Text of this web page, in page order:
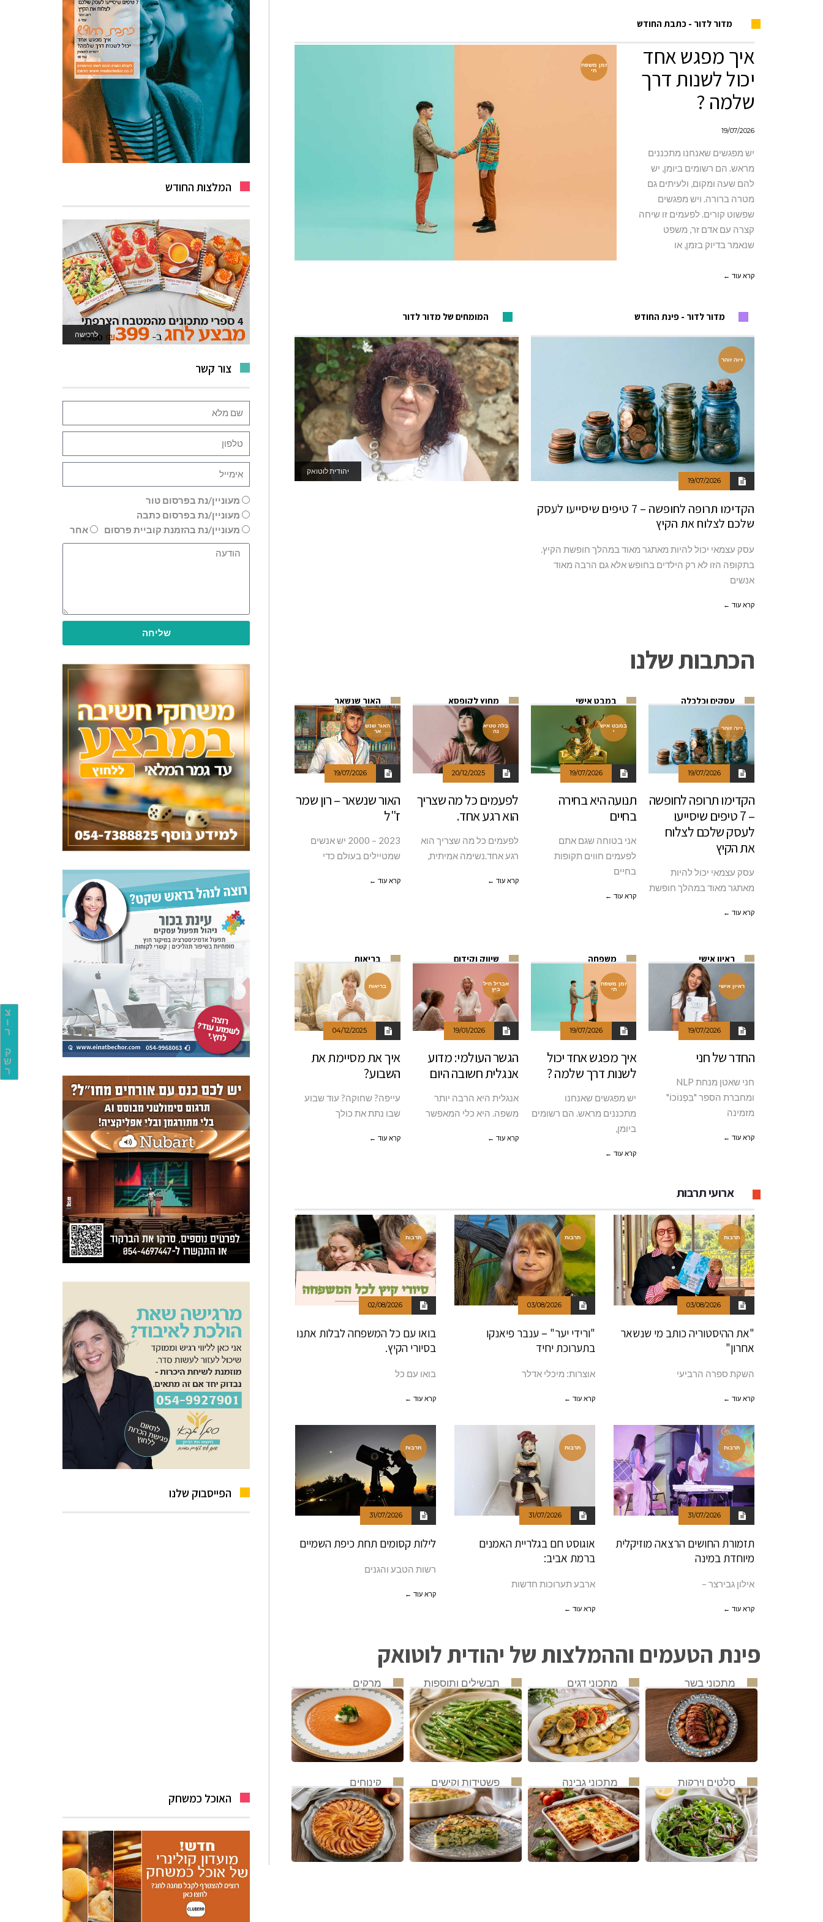
צ
ו
ר
ק
ש
ר
מדור לדור - כתבת החודש
זמן משפח
תי
איך מפגש אחד
יכול לשנות דרך
שלמה ?
19/07/2026
יש מפגשים שאנחנו מתכננים
מראש. הם רשומים ביומן, יש
להם שעה ומקום, ולעיתים גם
מטרה ברורה. ויש מפגשים
שפשוט קורים. לפעמים זו שיחה
קצרה עם אדם זר, משפט
שנאמר בדיוק בזמן, או
קרא עוד ←
מדור לדור - פינת החודש
זיוה זוהר
19/07/2026
הקדימו תרופה לחופשה – 7 טיפים שיסייעו לעסק
שלכם לצלוח את הקיץ
עסק עצמאי יכול להיות מאתגר מאוד במהלך חופשת הקיץ.
בתקופה הזו לא רק הילדים בחופש אלא גם הרבה מאוד
אנשים
קרא עוד ←
המומחים של מדור לדור
רחל סטיקלרו - האקדמיה לחשיבה אחרת
הכתבות שלנו
עסקים וכלכלה
זיוה זוהר
19/07/2026
הקדימו תרופה לחופשה
– 7 טיפים שיסייעו
לעסק שלכם לצלוח
את הקיץ
עסק עצמאי יכול להיות
מאתגר מאוד במהלך חופשת
קרא עוד ←
במבט אישי
במבט איש
י
19/07/2026
תנועה היא בחירה
בחיים
אני בטוחה שגם אתם
לפעמים חווים תקופות
בחיים
קרא עוד ←
מחוץ לקופסא
בלה טטיא
נה
20/12/2025
לפעמים כל מה שצריך
הוא רגע אחד.
לפעמים כל מה שצריך הוא
רגע אחד.נשימה אמיתית,
קרא עוד ←
האור שנשאר
האור שנש
אר
19/07/2026
האור שנשאר – רון שמר
ז"ל
2000‭ – ‬2023 יש אנשים
שמטיילים בעולם כדי
קרא עוד ←
ראיון אישי
ראיון אישי
19/07/2026
החדר של חני
חני שאטן מנחת NLP
ומחברת הספר "בִּפְנוֹכוֹ"
מזמינה
קרא עוד ←
משפחה
זמן משפח
תי
19/07/2026
איך מפגש אחד יכול
לשנות דרך שלמה ?
יש מפגשים שאנחנו
מתכננים מראש. הם רשומים
ביומן,
קרא עוד ←
שיווק וקידום
אבריל חיל
ביץ
19/01/2026
הגשר העולמי: מדוע
אנגלית חשובה היום
אנגלית היא הרבה יותר
משפה. היא כלי המאפשר
קרא עוד ←
בריאות
בריאות
04/12/2025
איך את מסיימת את
השבוע?
עייפה? שחוקה? עוד שבוע
שבו נתת את כולך
קרא עוד ←
ארועי תרבות
תרבות
03/08/2026
"את ההיסטוריה כותב מי שנשאר
אחרון"
השקת ספרה הרביעי
קרא עוד ←
תרבות
03/08/2026
"ורידי יער" – ענבר פיאנקו
בתערוכת יחיד
אוצרות: מיכלי אדלר
קרא עוד ←
תרבות
02/08/2026
בואו עם כל המשפחה לבלות אתנו
בסיורי הקיץ.
בואו עם כל
קרא עוד ←
תרבות
31/07/2026
תזמורת החושים הרצאה מוזיקלית
מיוחדת במינה
אילון גבירצר –
קרא עוד ←
תרבות
31/07/2026
אוגוסט חם בגלריית האמנים
ברמת אביב:
ארבע תערוכות חדשות
קרא עוד ←
תרבות
31/07/2026
לילות קסומים תחת כיפת השמיים
רשות הטבע והגנים
קרא עוד ←
פינת הטעמים וההמלצות של יהודית לוטואק
מתכוני בשר מתכוני דגים תבשילים ותוספות מרקים
סלטים וירקות מתכוני גבינה פשטידות וקישים קינוחים
המלצות החודש
לרכישה
לאתר המשחקים
צור קשר
מעוניין/נת בפרסום טור
מעוניין/נת בפרסום כתבה
מעוניין/נת בהזמנת קוביית פרסום
אחר
שליחה
הפייסבוק שלנו
האוכל כמשחק